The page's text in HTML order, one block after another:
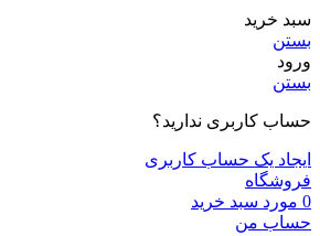
سبد خرید
بستن
ورود
بستن
حساب کاربری ندارید؟
ایجاد یک حساب کاربری
فروشگاه
0 مورد سبد خرید
حساب من